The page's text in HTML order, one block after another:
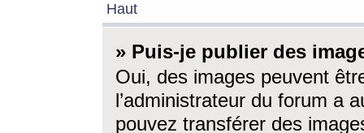
Haut
» Puis-je publier des
Oui, des images peuvent
l’administrateur du forum a
pouvez transférer des